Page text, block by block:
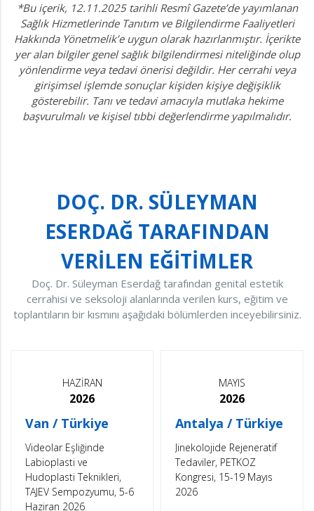
*Bu içerik, 12.11.2025 tarihli Resmî Gazete’de yayımlanan
Sağlık Hizmetlerinde Tanıtım ve Bilgilendirme Faaliyetleri
Hakkında Yönetmelik’e uygun olarak hazırlanmıştır. İçerikte
yer alan bilgiler genel sağlık bilgilendirmesi niteliğinde olup
yönlendirme veya tedavi önerisi değildir. Her cerrahi veya
girişimsel işlemde sonuçlar kişiden kişiye değişiklik
gösterebilir. Tanı ve tedavi amacıyla mutlaka hekime
başvurulmalı ve kişisel tıbbi değerlendirme yapılmalıdır.
DOÇ. DR. SÜLEYMAN
ESERDAĞ TARAFINDAN
VERİLEN EĞİTİMLER
Doç. Dr. Süleyman Eserdağ tarafından genital estetik
cerrahisi ve seksoloji alanlarında verilen kurs, eğitim ve
toplantıların bir kısmını aşağıdaki bölümlerden inceyebilirsiniz.
HAZİRAN
2026
Van / Türkiye
Videolar Eşliğinde
Labioplasti ve
Hudoplasti Teknikleri,
TAJEV Sempozyumu, 5-6
Haziran 2026
MAYIS
2026
Antalya / Türkiye
Jinekolojide Rejeneratif
Tedaviler, PETKOZ
Kongresi, 15-19 Mayıs
2026